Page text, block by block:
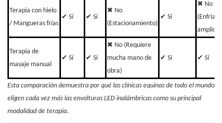
Terapia con hielo
/ Mangueras frías
✔ Sí ✔ Sí
✖ No
(Estacionamiento)
✔ Sí
✖ No
amplio)
Terapia de
masaje manual
✔ Sí ✔ Sí
✖ No (Requiere
mucha mano de
obra)
✔ Sí ✔ Sí
Esta comparación demuestra por qué las clínicas equinas de todo el mundo
eligen cada vez más las envolturas LED inalámbricas como su principal
modalidad de terapia.